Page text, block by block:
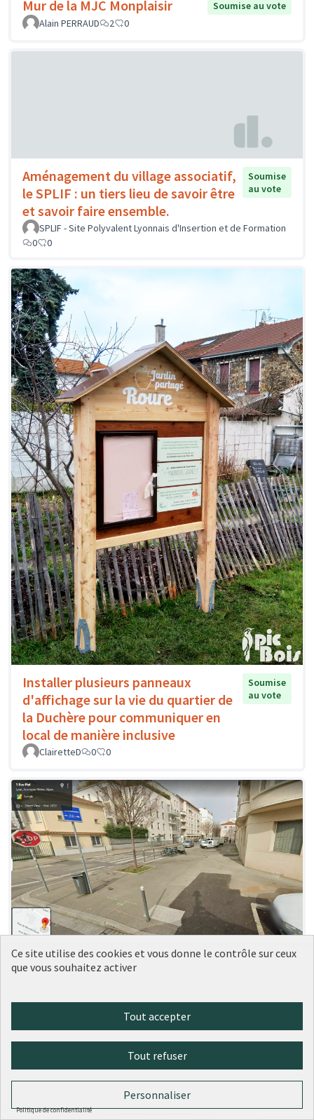
Mur de la MJC Monplaisir
Soumise au vote
Alain PERRAUD
2 0
Aménagement du village associatif,
le SPLIF : un tiers lieu de savoir être
et savoir faire ensemble.
Soumise
au vote
SPLIF - Site Polyvalent Lyonnais d'Insertion et de Formation
0
0
Installer plusieurs panneaux
d'affichage sur la vie du quartier de
la Duchère pour communiquer en
local de manière inclusive
Soumise
au vote
ClairetteD 0 0
Aménagement trottoir devant le 5
LM
1 0
Ce site utilise des cookies et vous donne le contrôle sur ceux
que vous souhaitez activer
Tout accepter
Tout refuser
Personnaliser
Politique de confidentialité